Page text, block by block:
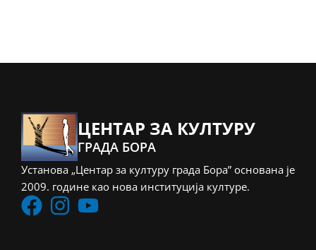
ЦЕНТАР ЗА КУЛТУРУ
ГРАДА БОРА
Установа „Центар за културу града Бора” основана је
2009. године као нова институција културе.